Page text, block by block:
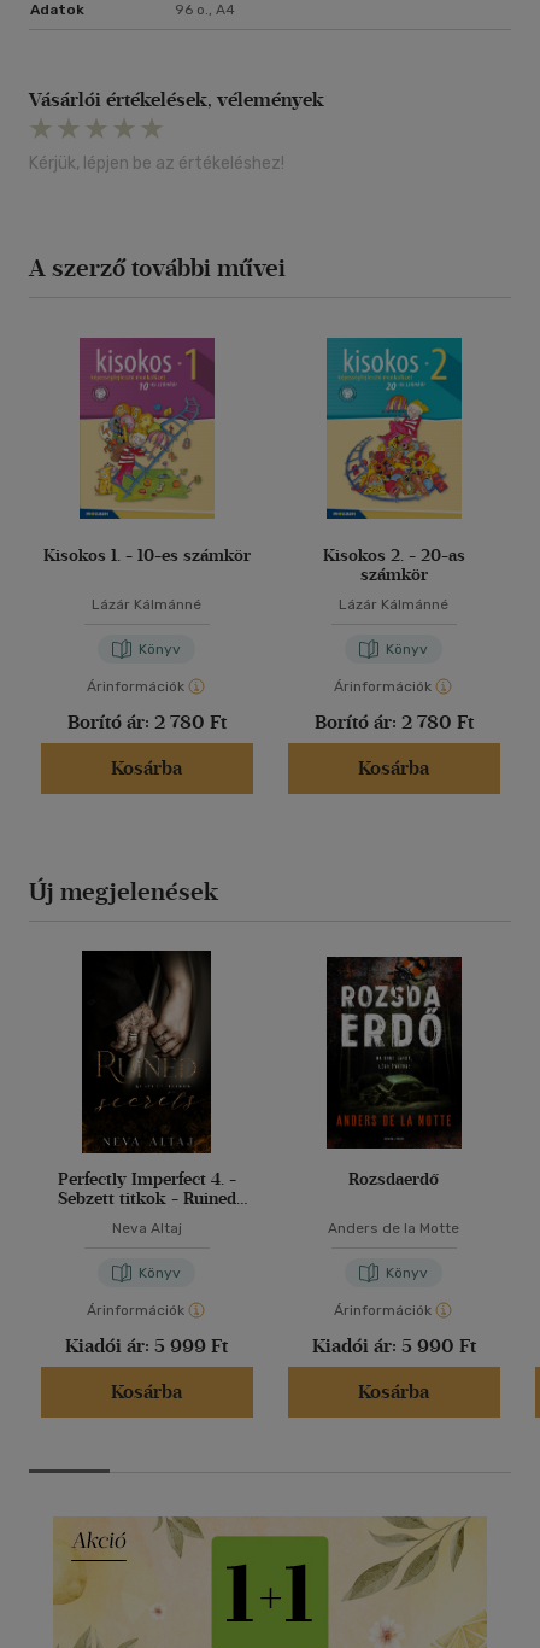
Adatok 96 o., A4
Vásárlói értékelések, vélemények
Kérjük, lépjen be az értékeléshez!
A szerző további művei
Kisokos 1. - 10-es számkör
Lázár Kálmánné
Könyv
Árinformációk
Borító ár: 2 780 Ft
Kosárba
Kisokos 2. - 20-as
számkör
Lázár Kálmánné
Könyv
Árinformációk
Borító ár: 2 780 Ft
Kosárba
Új megjelenések
Perfectly Imperfect 4. -
Sebzett titkok - Ruined
Neva Altaj
Könyv
Árinformációk
Kiadói ár: 5 999 Ft
Kosárba
Rozsdaerdő
Anders de la Motte
Könyv
Árinformációk
Kiadói ár: 5 990 Ft
Kosárba